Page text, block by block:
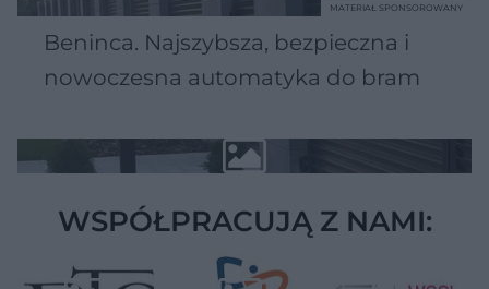
Beninca. Najszybsza, bezpieczna i
nowoczesna automatyka do bram
MATERIAŁ SPONSOROWANY
WSPÓŁPRACUJĄ Z NAMI: